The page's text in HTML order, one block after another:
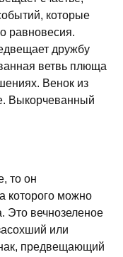
которые
равновесия.
дружбу
ветвь плюща
Венок из
Выкорчеванный
то он
которого можно
Это вечнозеленое
или
предвещающий